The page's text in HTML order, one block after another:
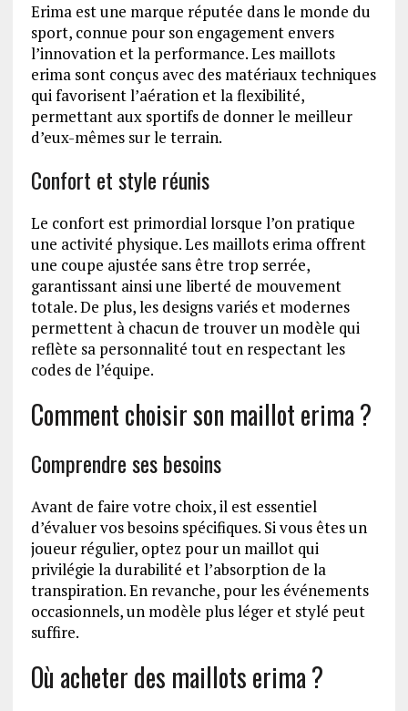
Erima est une marque réputée dans le monde du
sport, connue pour son engagement envers
l’innovation et la performance. Les maillots
erima sont conçus avec des matériaux techniques
qui favorisent l’aération et la flexibilité,
permettant aux sportifs de donner le meilleur
d’eux-mêmes sur le terrain.
Confort et style réunis
Le confort est primordial lorsque l’on pratique
une activité physique. Les maillots erima offrent
une coupe ajustée sans être trop serrée,
garantissant ainsi une liberté de mouvement
totale. De plus, les designs variés et modernes
permettent à chacun de trouver un modèle qui
reflète sa personnalité tout en respectant les
codes de l’équipe.
Comment choisir son maillot erima ?
Comprendre ses besoins
Avant de faire votre choix, il est essentiel
d’évaluer vos besoins spécifiques. Si vous êtes un
joueur régulier, optez pour un maillot qui
privilégie la durabilité et l’absorption de la
transpiration. En revanche, pour les événements
occasionnels, un modèle plus léger et stylé peut
suffire.
Où acheter des maillots erima ?